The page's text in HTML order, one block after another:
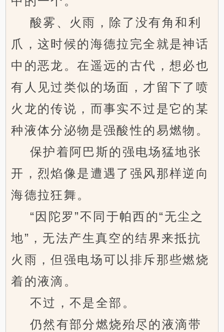
酸雾、火雨，除了没有角和利
爪，这时候的海德拉完全就是神话
中的恶龙。在遥远的古代，想必也
有人见过类似的场面，才留下了喷
火龙的传说，而事实不过是它的某
种液体分泌物是强酸性的易燃物。
保护着阿巴斯的强电场猛地张
开，烈焰像是遭遇了强风那样逆向
海德拉狂舞。
“因陀罗”不同于帕西的“无尘之
地”，无法产生真空的结界来抵抗
火雨，但强电场可以排斥那些燃烧
着的液滴。
不过，不是全部。
仍然有部分燃烧殆尽的液滴带